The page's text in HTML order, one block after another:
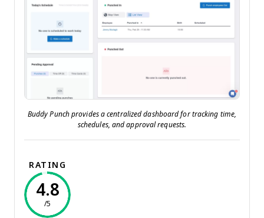
Buddy Punch provides a centralized dashboard for tracking time,
schedules, and approval requests.
RATING
4.8
/5